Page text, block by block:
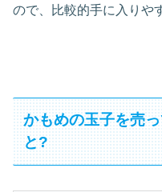
ので、比較的手に入りや
かもめの玉子を売
と?